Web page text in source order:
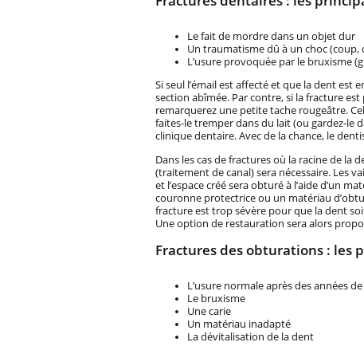
Le fait de mordre dans un objet dur
Un traumatisme dû à un choc (coup,
L’usure provoquée par le bruxisme
Si seul l’émail est affecté et que la dent est
section abîmée. Par contre, si la fracture
remarquerez une petite tache rougeâtre.
faites-le tremper dans du lait (ou gardez-le
clinique dentaire. Avec de la chance, le
Dans les cas de fractures où la racine de
(traitement de canal) sera nécessaire. Les
et l’espace créé sera obturé à l’aide d’un
couronne protectrice ou un matériau
fracture est trop sévère pour que la dent
Une option de restauration sera alors
Fractures des obturations : les
L’usure normale après des années
Le bruxisme
Une carie
Un matériau inadapté
La dévitalisation de la dent